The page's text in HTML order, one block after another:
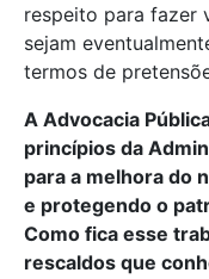
respeito para fazer
sejam
termos de
A Advocacia
princípios da
para a melhora do
e protegendo o
Como fica esse
rescaldos que